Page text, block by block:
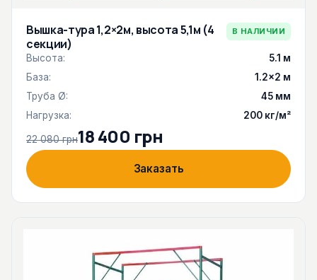
Вышка-тура 1,2×2м, высота 5,1м (4
секции)
В НАЛИЧИИ
Высота:
5.1 м
База:
1.2×2 м
Труба Ø:
45 мм
Нагрузка:
200 кг/м²
22 080 грн18 400 грн
Заказать